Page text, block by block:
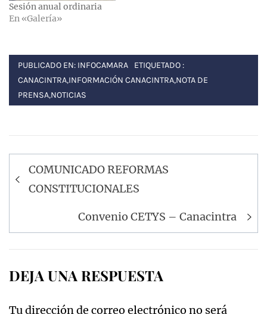
Sesión anual ordinaria
En «Galería»
PUBLICADO EN: INFOCAMARA
ETIQUETADO :
CANACINTRA,INFORMACIÓN CANACINTRA,NOTA DE
PRENSA,NOTICIAS
Navegación
de
COMUNICADO REFORMAS
CONSTITUCIONALES
Convenio CETYS – Canacintra
DEJA UNA RESPUESTA
Tu dirección de correo electrónico no será